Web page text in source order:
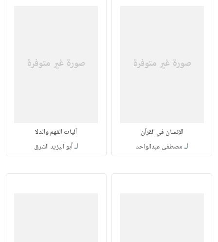
الإنسان في القرآن
لـ مصطفى عبدالواحد
آليات الفهم والدلا
لـأبو اليزيد الشرق